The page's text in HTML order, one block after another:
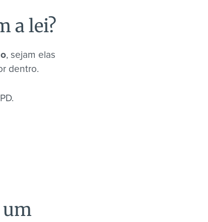
a lei?
, sejam elas
dentro.
um